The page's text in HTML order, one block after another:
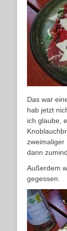
Das war
hab jetzt
ich glaube,
zweimaliger
dann
Außerdem
gegessen.